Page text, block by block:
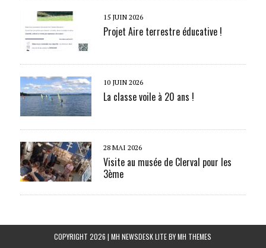
15 JUIN 2026
Projet Aire terrestre éducative !
10 JUIN 2026
La classe voile à 20 ans !
28 MAI 2026
Visite au musée de Clerval pour les
3ème
COPYRIGHT 2026 | MH NEWSDESK LITE BYMH THEMES